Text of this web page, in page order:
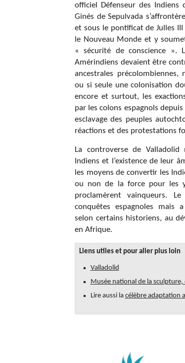
officiel Défenseur des Indiens
Ginés de Sepulvada
et sous le pontificat de Julles
le Nouveau Monde et y
« sécurité de conscience ».
Amérindiens devaient être
ancestrales précolombiennes,
ou si seule une colonisation
encore et surtout, les
par les colons espagnols
esclavage des peuples
réactions et des protestations
La controverse de
Indiens et l’existence de leur
les moyens de convertir les
ou non de la force pour les
proclamèrent vainqueurs.
conquêtes espagnoles mais
selon certains historiens, au
en Afrique.
Liens utiles et pour aller plus loin
Valladolid
Musée national de la sculpture,
Lire aussi la célèbre adaptation